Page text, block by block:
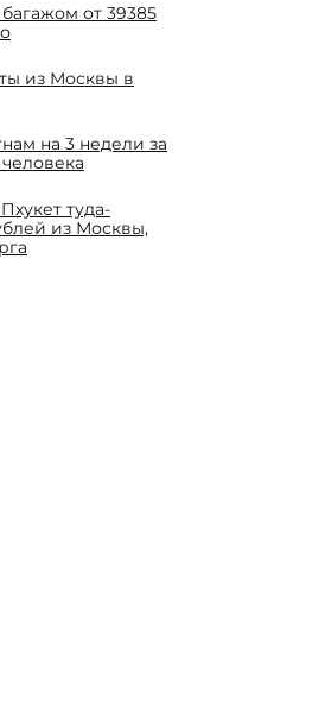
от 39385
из Москвы в
на 3 недели за
туда-
из Москвы,